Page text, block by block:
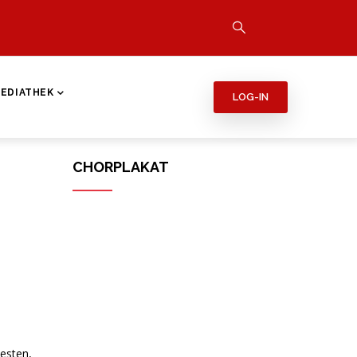
LOG-IN
CHORPLAKAT